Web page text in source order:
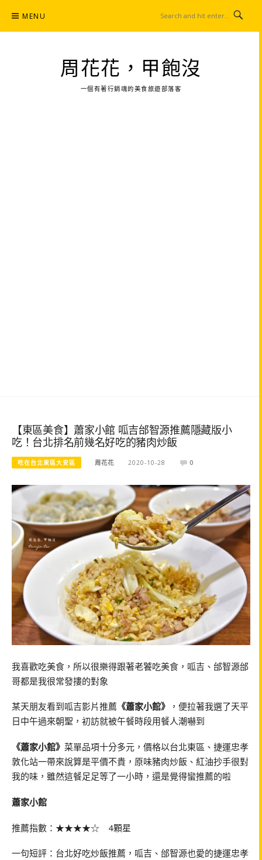
content
MENU
周花花，甲飽沒
一個有著行銷魂的美食旅遊部落客
【東區美食】蕭家小館 呱吉邰智源推薦隱藏版小
吃！台北排名前幾名好吃的豬肉炒飯
吃在台北東區大安區 周花花 2020-10-28 0
我喜歡吃美食，所以很樂得跟著老饕吃美食，呱吉、邰智源邰
哥都是我很常發摟的對象
某天朋友看到呱吉影片推薦 《蕭家小館》
，便拉著我選了天平
日中午過來朝聖，初訪就被午餐時段用餐人潮嚇到
《蕭家小館》 菜單品項十分多元，價格以台北東區、捷運忠孝
敦化站一帶來說算是平價不貴，原味豬肉炒飯、紅油抄手很對
我的味，雖然這餐足足等了一小時，還是覺得蠻推薦的啦
蕭家小館
推薦指數：★★★★☆ 4顆星
一句短評：台北好吃炒飯推薦，呱吉、邰智源也愛的捷運忠孝